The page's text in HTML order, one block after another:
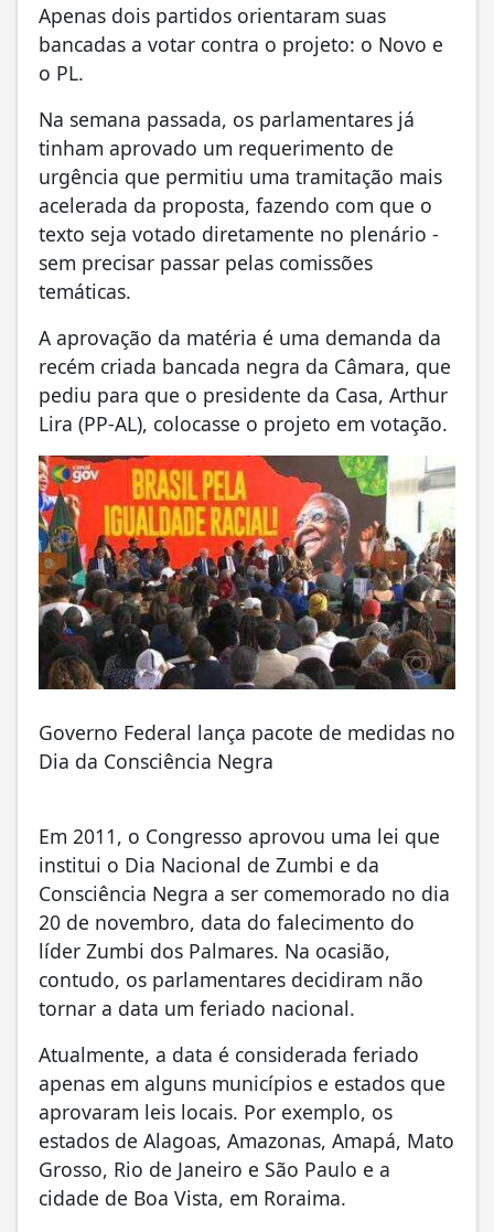
Apenas dois partidos orientaram suas
bancadas a votar contra o projeto: o Novo e
o PL.
Na semana passada, os parlamentares já
tinham aprovado um requerimento de
urgência que permitiu uma tramitação mais
acelerada da proposta, fazendo com que o
texto seja votado diretamente no plenário -
sem precisar passar pelas comissões
temáticas.
A aprovação da matéria é uma demanda da
recém criada bancada negra da Câmara, que
pediu para que o presidente da Casa, Arthur
Lira (PP-AL), colocasse o projeto em votação.
Governo Federal lança pacote de medidas no
Dia da Consciência Negra
Em 2011, o Congresso aprovou uma lei que
institui o Dia Nacional de Zumbi e da
Consciência Negra a ser comemorado no dia
20 de novembro, data do falecimento do
líder Zumbi dos Palmares. Na ocasião,
contudo, os parlamentares decidiram não
tornar a data um feriado nacional.
Atualmente, a data é considerada feriado
apenas em alguns municípios e estados que
aprovaram leis locais. Por exemplo, os
estados de Alagoas, Amazonas, Amapá, Mato
Grosso, Rio de Janeiro e São Paulo e a
cidade de Boa Vista, em Roraima.